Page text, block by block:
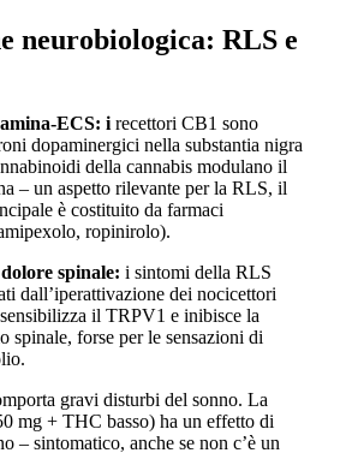
neurobiologica: RLS e
ECS: i recettori CB1 sono
dopaminergici nella substantia nigra
della cannabis modulano il
– un aspetto rilevante per la RLS, il
è costituito da farmaci
ropinirolo).
spinale: i sintomi della RLS
dall’iperattivazione dei nocicettori
il TRPV1 e inibisce la
spinale, forse per le sensazioni di
gravi disturbi del sonno. La
mg + THC basso) ha un effetto di
– sintomatico, anche se non c’è un